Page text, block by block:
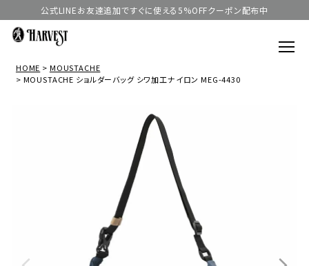
公式LINEお友達追加ですぐに使える5%OFFクーポン配布中
HOME
MOUSTACHE
MOUSTACHE ショルダーバッグ シワ加工ナイロン MEG-4430